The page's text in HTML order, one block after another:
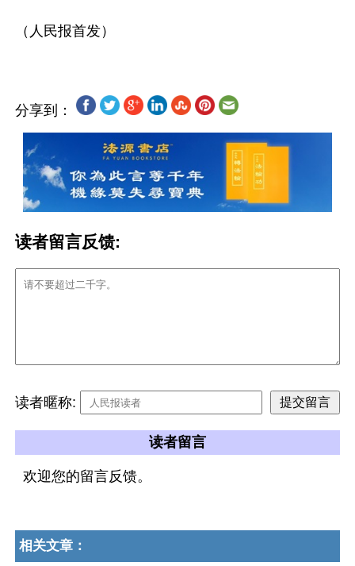
分享到：
读者留言反馈:
读者暱称:
读者留言
欢迎您的留言反馈。
相关文章：